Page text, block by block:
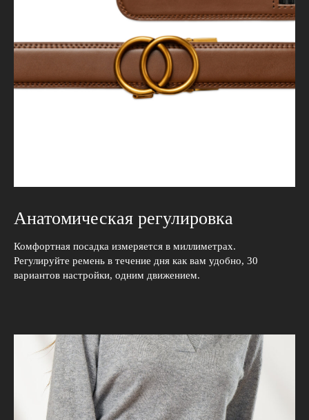
Анатомическая регулировка
Комфортная посадка измеряется в миллиметрах.
Регулируйте ремень в течение дня как вам удобно, 30
вариантов настройки, одним движением.